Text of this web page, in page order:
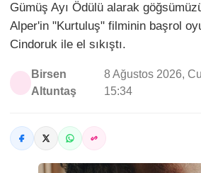
Gümüş Ayı Ödülü alarak
Alper'in "Kurtuluş" filminin başrol
Cindoruk ile el sıkıştı.
Birsen
Altuntaş
8 Ağustos 2026,
15:34